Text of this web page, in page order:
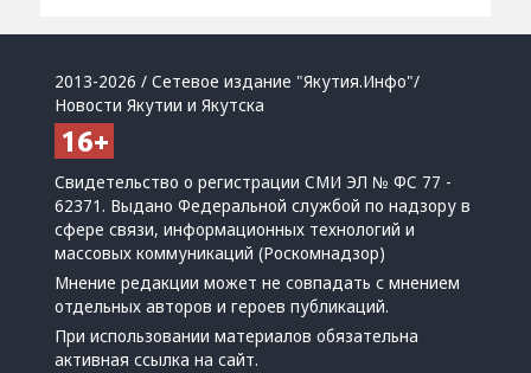
2013-2026 / Сетевое издание "Якутия.Инфо"/
Новости Якутии и Якутска
Свидетельство о регистрации СМИ ЭЛ № ФС 77 -
62371. Выдано Федеральной службой по надзору в
сфере связи, информационных технологий и
массовых коммуникаций (Роскомнадзор)
Мнение редакции может не совпадать с мнением
отдельных авторов и героев публикаций.
При использовании материалов обязательна
активная ссылка на сайт.